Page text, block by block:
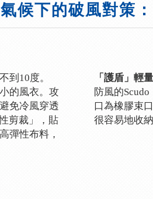
候下的破風對策
到10度。
的風衣。攻
免冷風穿透
剪裁」，貼
彈性布料，
「護盾」輕
防風的
口為橡膠束
很容易地收